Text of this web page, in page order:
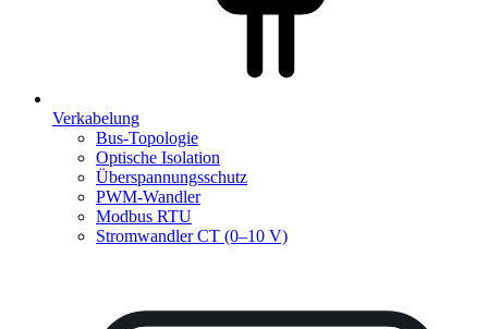
Verkabelung
Bus-Topologie
Optische Isolation
Überspannungsschutz
PWM-Wandler
Modbus RTU
Stromwandler CT (0–10 V)